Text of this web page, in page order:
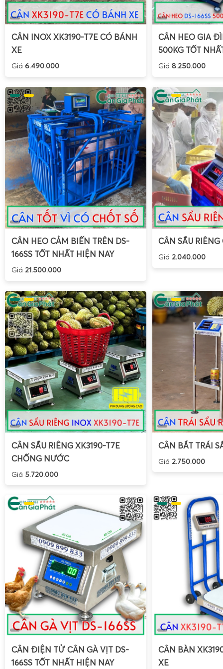
CÂN INOX XK3190-T7E CÓ BÁNH
XE
Giá 6.490.000
CÂN HEO GIA
500KG TỐT
Giá 8.250.000
CÂN HEO CẢM BIẾN TRÊN DS-
166SS TỐT NHẤT HIỆN NAY
Giá 21.500.000
CÂN SẦU
Giá 2.040.000
CÂN SẦU RIÊNG XK3190-T7E
CHỐNG NƯỚC
Giá 5.720.000
CÂN BẮT TRÁI
Giá 2.750.000
CÂN ĐIỆN TỬ CÂN GÀ VỊT DS-
166SS TỐT NHẤT HIỆN NAY
CÂN BÀN
XE